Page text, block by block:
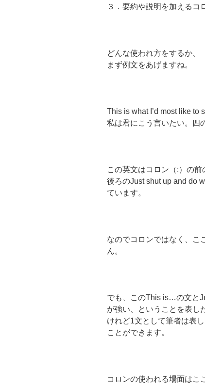
３．要約や説明を加えるコ
どんな使われ方をするか、
まず例文をあげますね。
This is what I’d most like to
私は君にこう言いたい。四
この英文はコロン（:）の前
後ろのJust shut up and do
ています。
なのでコロンではなく、こ
ん。
でも、このThis is…の文と
が強い、ということを表し
けれど1文として筆者は表
ことができます。
コロンの使われる場面はこ